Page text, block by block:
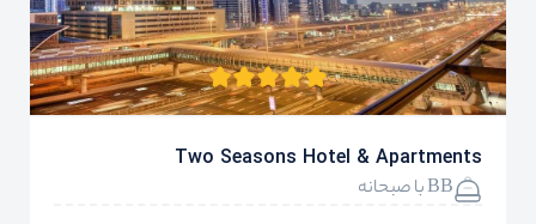
Two Seasons Hotel & Apartments
BB با صبحانه